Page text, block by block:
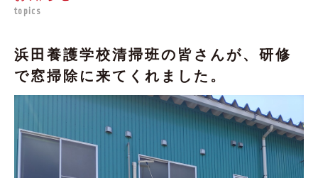
topics
浜田養護学校清掃班の皆さんが、研修
で窓掃除に来てくれました。